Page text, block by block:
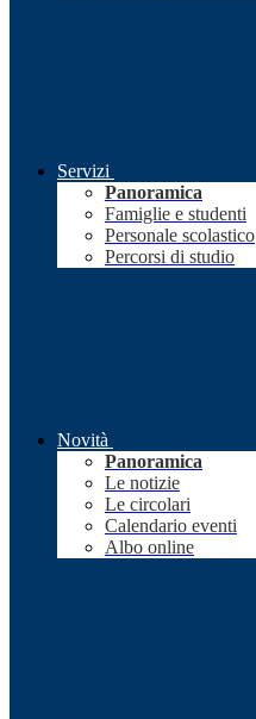
Servizi
Panoramica
Famiglie e studenti
Personale scolastico
Percorsi di studio
Novità
Panoramica
Le notizie
Le circolari
Calendario eventi
Albo online